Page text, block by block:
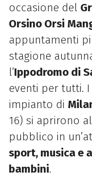
occasione del
Orsino Orsi
appuntamenti
stagione
l’Ippodromo di
eventi per tutti.
impianto di
16) si aprirono
pubblico in
sport, musica e
bambini.